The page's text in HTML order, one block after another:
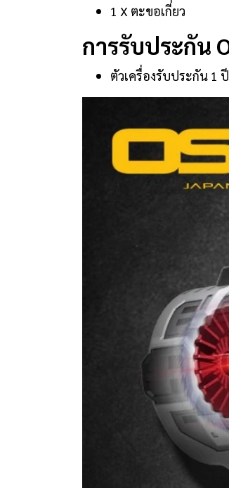
1 X ตะขอเกี่ยว
การรับประกัน
ตัวเครื่องรับประกัน 1